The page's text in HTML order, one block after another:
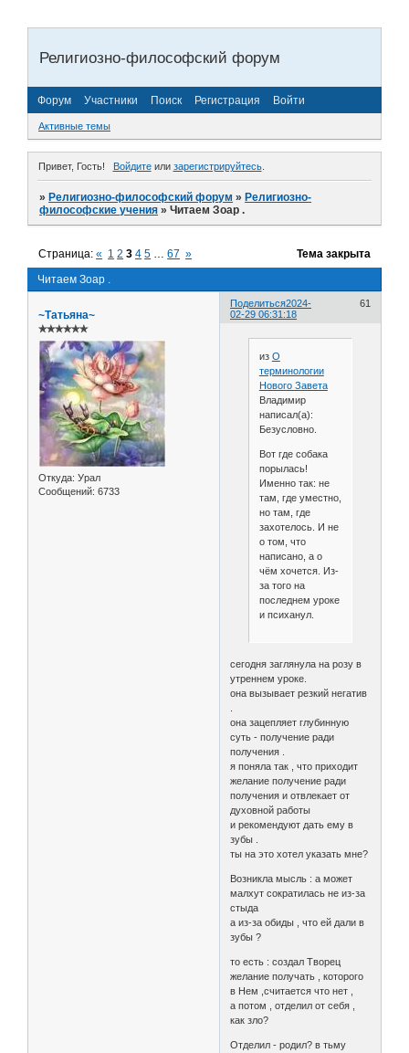
Религиозно-философский форум
Форум Участники Поиск Регистрация Войти
Активные темы
Привет, Гость! Войдитеили зарегистрируйтесь.
»Религиозно-философский форум »Религиозно-
философские учения »Читаем Зоар .
Читаем Зоар .
Страница:« 1 2 3 4 5 … 67 » Тема закрыта
Поделиться 61
2024-
02-29 06:31:18
~Татьяна~
✯✯✯✯✯✯
Откуда: Урал
Сообщений: 6733
из О
терминологии
Нового Завета
Владимир
написал(а):
Безусловно.
Вот где собака
порылась!
Именно так: не
там, где уместно,
но там, где
захотелось. И не
о том, что
написано, а о
чём хочется. Из-
за того на
последнем уроке
и психанул.
сегодня заглянула на розу в
утреннем уроке.
она вызывает резкий негатив
она зацепляет глубинную
суть - получение ради
получения .
я поняла так , что приходит
желание получение ради
получения и отвлекает от
духовной работы
и рекомендуют дать ему в
зубы .
ты на это хотел указать мне?
Возникла мысль : а может
малхут сократилась не из-за
стыда
а из-за обиды , что ей дали в
зубы ?
то есть : создал Творец
желание получать , которого
в Нем ,считается что нет ,
а потом , отделил от себя ,
как зло?
Отделил - родил? в тьму